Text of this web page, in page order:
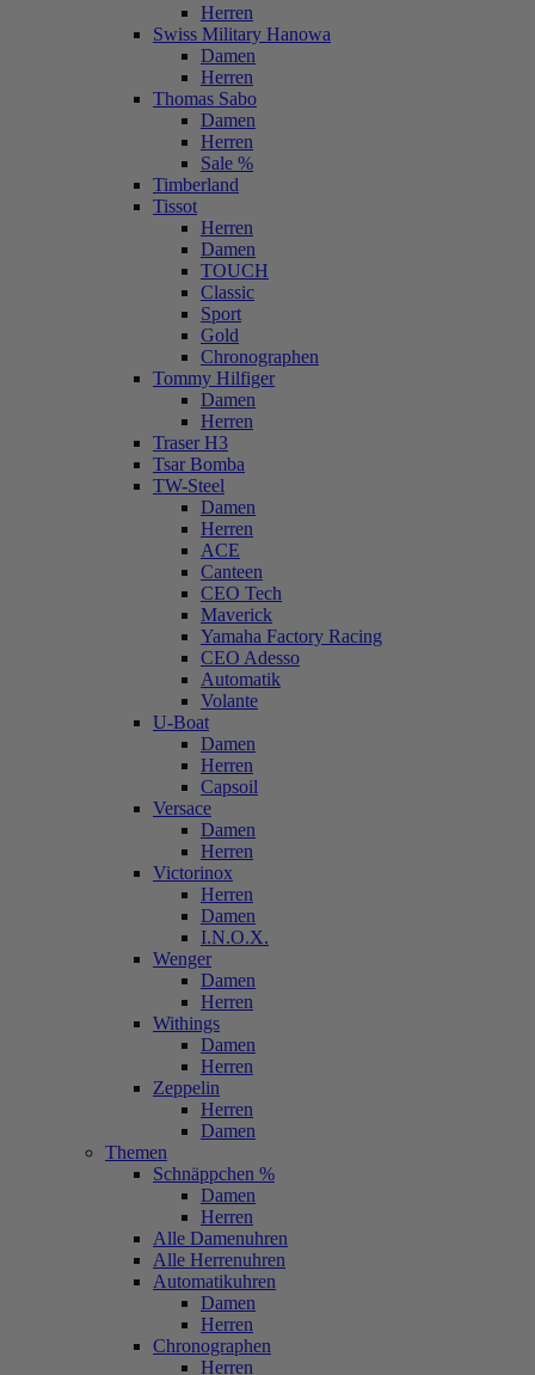
Herren
Swiss Military Hanowa
Damen
Herren
Thomas Sabo
Damen
Herren
Sale %
Timberland
Tissot
Herren
Damen
TOUCH
Classic
Sport
Gold
Chronographen
Tommy Hilfiger
Damen
Herren
Traser H3
Tsar Bomba
TW-Steel
Damen
Herren
ACE
Canteen
CEO Tech
Maverick
Yamaha Factory Racing
CEO Adesso
Automatik
Volante
U-Boat
Damen
Herren
Capsoil
Versace
Damen
Herren
Victorinox
Herren
Damen
I.N.O.X.
Wenger
Damen
Herren
Withings
Damen
Herren
Zeppelin
Herren
Damen
Themen
Schnäppchen %
Damen
Herren
Alle Damenuhren
Alle Herrenuhren
Automatikuhren
Damen
Herren
Chronographen
Herren